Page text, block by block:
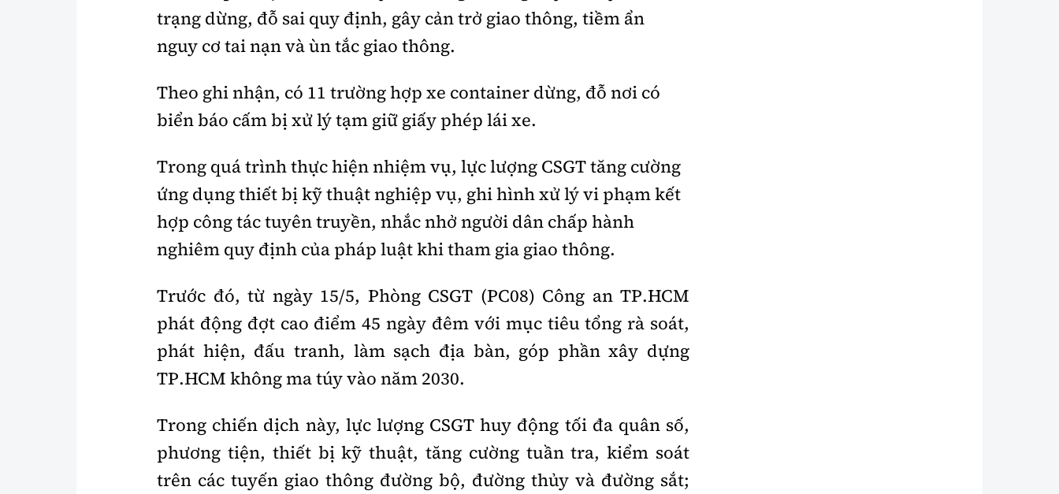
trạng dừng, đỗ sai quy định, gây cản trở giao thông, tiềm ẩn
nguy cơ tai nạn và ùn tắc giao thông.
Theo ghi nhận, có 11 trường hợp xe container dừng, đỗ nơi có
biển báo cấm bị xử lý tạm giữ giấy phép lái xe.
Trong quá trình thực hiện nhiệm vụ, lực lượng CSGT tăng cường
ứng dụng thiết bị kỹ thuật nghiệp vụ, ghi hình xử lý vi phạm kết
hợp công tác tuyên truyền, nhắc nhở người dân chấp hành
nghiêm quy định của pháp luật khi tham gia giao thông.
Trước đó, từ ngày 15/5, Phòng CSGT (PC08) Công an TP.HCM
phát động đợt cao điểm 45 ngày đêm với mục tiêu tổng rà soát,
phát hiện, đấu tranh, làm sạch địa bàn, góp phần xây dựng
TP.HCM không ma túy vào năm 2030.
Trong chiến dịch này, lực lượng CSGT huy động tối đa quân số,
phương tiện, thiết bị kỹ thuật, tăng cường tuần tra, kiểm soát
trên các tuyến giao thông đường bộ, đường thủy và đường sắt;